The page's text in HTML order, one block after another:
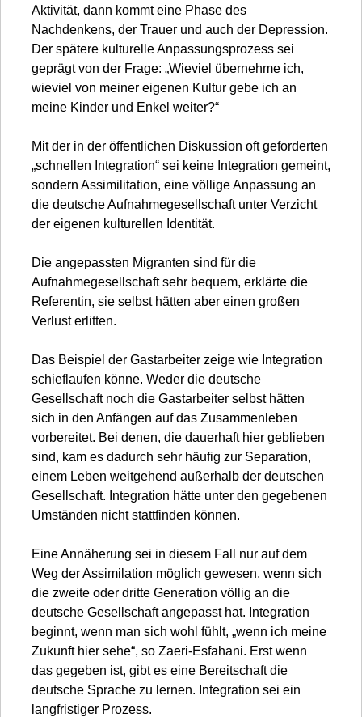
Aktivität, dann kommt eine Phase des
Nachdenkens, der Trauer und auch der Depression.
Der spätere kulturelle Anpassungsprozess sei
geprägt von der Frage: „Wieviel übernehme ich,
wieviel von meiner eigenen Kultur gebe ich an
meine Kinder und Enkel weiter?“
Mit der in der öffentlichen Diskussion oft geforderten
„schnellen Integration“ sei keine Integration gemeint,
sondern Assimilitation, eine völlige Anpassung an
die deutsche Aufnahmegesellschaft unter Verzicht
der eigenen kulturellen Identität.
Die angepassten Migranten sind für die
Aufnahmegesellschaft sehr bequem, erklärte die
Referentin, sie selbst hätten aber einen großen
Verlust erlitten.
Das Beispiel der Gastarbeiter zeige wie Integration
schieflaufen könne. Weder die deutsche
Gesellschaft noch die Gastarbeiter selbst hätten
sich in den Anfängen auf das Zusammenleben
vorbereitet. Bei denen, die dauerhaft hier geblieben
sind, kam es dadurch sehr häufig zur Separation,
einem Leben weitgehend außerhalb der deutschen
Gesellschaft. Integration hätte unter den gegebenen
Umständen nicht stattfinden können.
Eine Annäherung sei in diesem Fall nur auf dem
Weg der Assimilation möglich gewesen, wenn sich
die zweite oder dritte Generation völlig an die
deutsche Gesellschaft angepasst hat. Integration
beginnt, wenn man sich wohl fühlt, „wenn ich meine
Zukunft hier sehe“, so Zaeri-Esfahani. Erst wenn
das gegeben ist, gibt es eine Bereitschaft die
deutsche Sprache zu lernen. Integration sei ein
langfristiger Prozess.